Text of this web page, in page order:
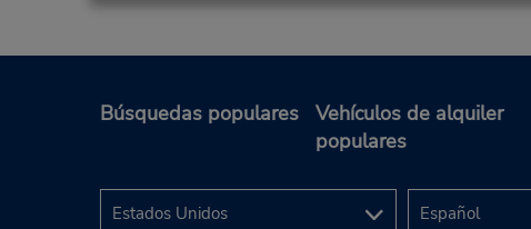
Búsquedas populares
Vehículos de alquiler
populares